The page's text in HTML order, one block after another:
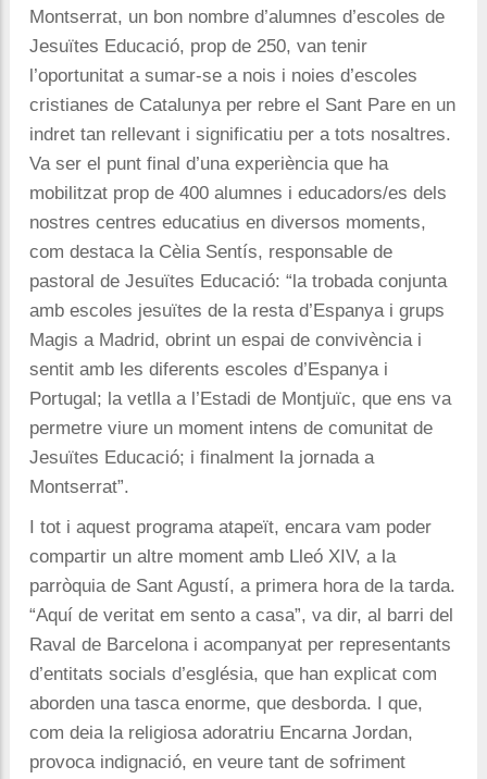
Montserrat, un bon nombre d’alumnes d’escoles de
Jesuïtes Educació, prop de 250, van tenir
l’oportunitat a sumar-se a nois i noies d’escoles
cristianes de Catalunya per rebre el Sant Pare en un
indret tan rellevant i significatiu per a tots nosaltres.
Va ser el punt final d’una experiència que ha
mobilitzat prop de 400 alumnes i educadors/es dels
nostres centres educatius en diversos moments,
com destaca la Cèlia Sentís, responsable de
pastoral de Jesuïtes Educació: “la trobada conjunta
amb escoles jesuïtes de la resta d’Espanya i grups
Magis a Madrid, obrint un espai de convivència i
sentit amb les diferents escoles d’Espanya i
Portugal; la vetlla a l’Estadi de Montjuïc, que ens va
permetre viure un moment intens de comunitat de
Jesuïtes Educació; i finalment la jornada a
Montserrat”.
I tot i aquest programa atapeït, encara vam poder
compartir un altre moment amb Lleó XIV, a la
parròquia de Sant Agustí, a primera hora de la tarda.
“Aquí de veritat em sento a casa”, va dir, al barri del
Raval de Barcelona i acompanyat per representants
d’entitats socials d’església, que han explicat com
aborden una tasca enorme, que desborda. I que,
com deia la religiosa adoratriu Encarna Jordan,
provoca indignació, en veure tant de sofriment